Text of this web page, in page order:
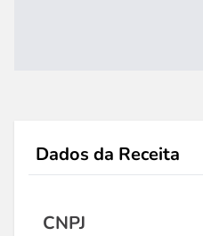
Dados da Receita
CNPJ